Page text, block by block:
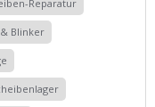
Reparatur
Blinker